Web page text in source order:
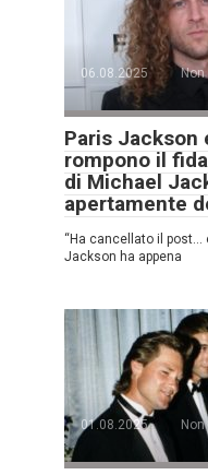
06.08.2025
Paris Jackson
rompono il
di Michael
apertamente
“Ha cancellato il post…
Jackson ha appena
01.08.2025